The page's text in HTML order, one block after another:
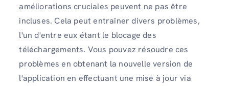
améliorations cruciales peuvent ne pas être
incluses. Cela peut entraîner divers problèmes,
l'un d'entre eux étant le blocage des
téléchargements. Vous pouvez résoudre ces
problèmes en obtenant la nouvelle version de
l'application en effectuant une mise à jour via